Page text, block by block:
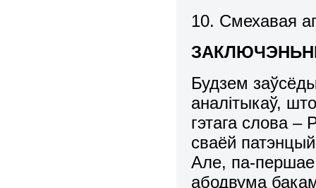
10. Смехавая
Будзем
аналітыкаў,
гэтага слова
сваёй
Але, па-
абодвума